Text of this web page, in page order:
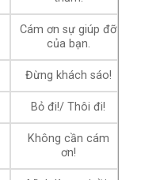
Cám ơn sự giúp đỡ
của bạn.
Đừng khách sáo!
Bỏ đi!/ Thôi đi!
Không cần cám
ơn!